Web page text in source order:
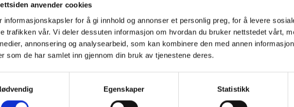
anvender cookies
informasjonskapsler for å gi innhold og annonser et personlig preg, for å levere
trafikken vår. Vi deler dessuten informasjon om hvordan du bruker nettstedet vårt,
annonsering og analysearbeid, som kan kombinere den med annen
som de har samlet inn gjennom din bruk av tjenestene deres.
Egenskaper Statistikk